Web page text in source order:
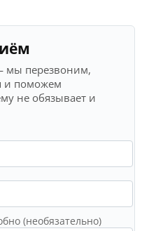
мы перезвоним,
и поможем
не обязывает и
(необязательно)